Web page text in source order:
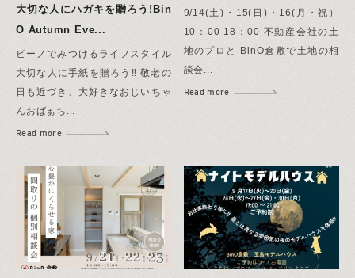
大切な人にハガキを贈ろう!Bin
O Autumn Eve...
ビーノでみつけるライフスタイル
大切な人に手紙を贈ろう‼︎ 敬老の
日も近づき、大好きなおじいちゃ
んおばぁち...
Read more
9/14(土)・15(日)・16(月・祝）
10：00-18：00 不動産会社の土
地のプロと BinO倉敷で土地の相
談会...
Read more